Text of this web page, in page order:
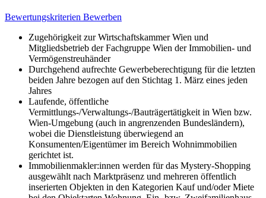
Bewertungskriterien Bewerben
Zugehörigkeit zur Wirtschaftskammer Wien und
Mitgliedsbetrieb der Fachgruppe Wien der Immobilien- und
Vermögenstreuhänder
Durchgehend aufrechte Gewerbeberechtigung für die letzten
beiden Jahre bezogen auf den Stichtag 1. März eines jeden
Jahres
Laufende, öffentliche
Vermittlungs-/Verwaltungs-/Bauträgertätigkeit in Wien bzw.
Wien-Umgebung (auch in angrenzenden Bundesländern),
wobei die Dienstleistung überwiegend an
Konsumenten/Eigentümer im Bereich Wohnimmobilien
gerichtet ist.
Immobilienmakler:innen werden für das Mystery-Shopping
ausgewählt nach Marktpräsenz und mehreren öffentlich
inserierten Objekten in den Kategorien Kauf und/oder Miete